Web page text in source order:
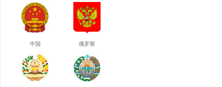
中国 俄罗斯